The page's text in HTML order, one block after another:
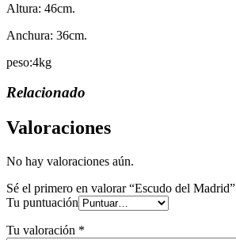
Altura: 46cm.
Anchura: 36cm.
peso:4kg
Relacionado
Valoraciones
No hay valoraciones aún.
Sé el primero en valorar “Escudo del Madrid”
Tu puntuación
Tu valoración *